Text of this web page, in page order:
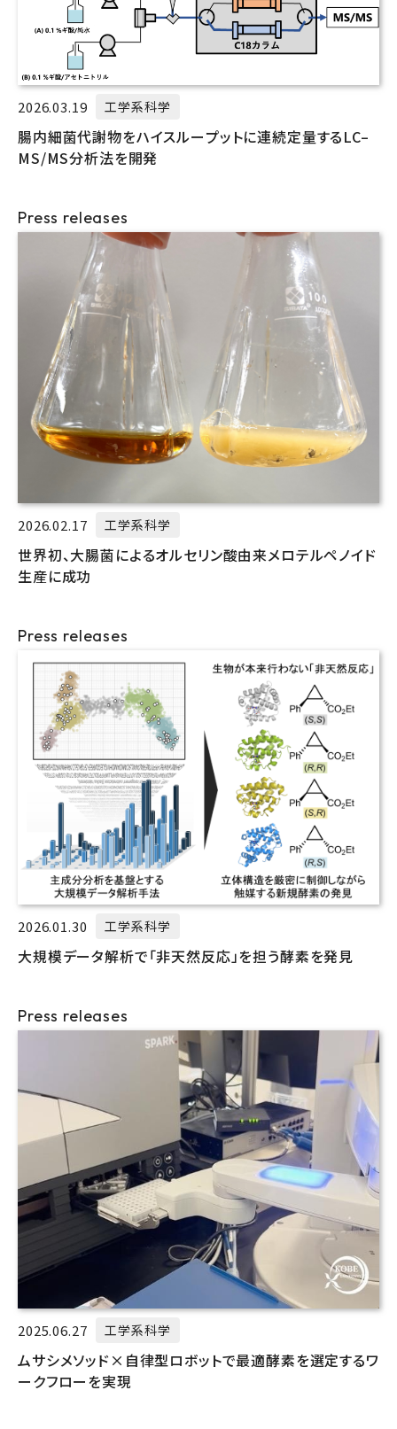
2026.03.19 工学系科学
腸内細菌代謝物をハイスループットに連続定量するLC–
MS/MS分析法を開発
Press releases
2026.02.17 工学系科学
世界初、大腸菌によるオルセリン酸由来メロテルペノイド
生産に成功
Press releases
2026.01.30 工学系科学
大規模データ解析で「非天然反応」を担う酵素を発見
Press releases
2025.06.27 工学系科学
ムサシメソッド×自律型ロボットで最適酵素を選定するワ
ークフローを実現